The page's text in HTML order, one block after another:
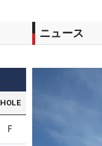
HOLE
F
ニュース